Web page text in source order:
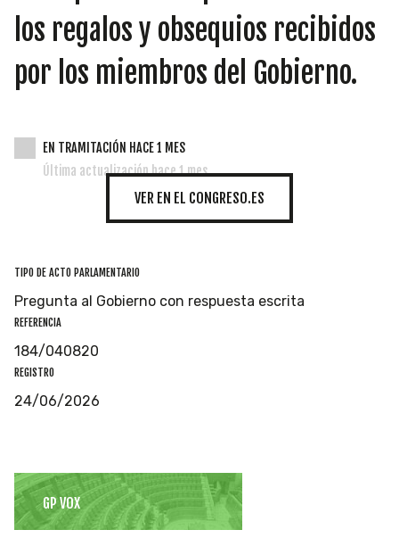
los regalos y obsequios recibidos
por los miembros del Gobierno.
EN TRAMITACIÓN HACE 1 MES
Última actualización hace 1 mes
VER EN EL CONGRESO.ES
TIPO DE ACTO PARLAMENTARIO
Pregunta al Gobierno con respuesta escrita
REFERENCIA
184/040820
REGISTRO
24/06/2026
GP VOX